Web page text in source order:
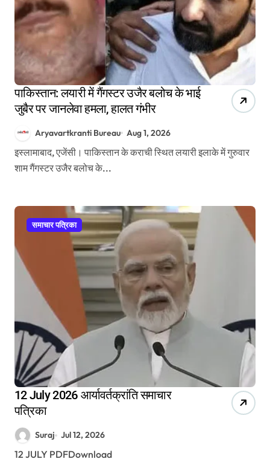
पाकिस्तान: लयारी में गैंगस्टर उजैर बलोच के भाई
जुबैर पर जानलेवा हमला, हालत गंभीर
Aryavartkranti Bureau Aug 1, 2026
इस्लामाबाद, एजेंसी। पाकिस्तान के कराची स्थित लयारी इलाके में गुरुवार
शाम गैंगस्टर उजैर बलोच के...
समाचार पत्रिका
12 July 2026 आर्यावर्तक्रांति समाचार
पत्रिका
Suraj Jul 12, 2026
12 JULY PDFDownload